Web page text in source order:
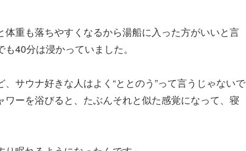
重も落ちやすくなるから湯船に入った方がいいと言
40分は浸かっていました。
サウナ好きな人はよく“ととのう”って言うじゃないで
ーを浴びると、たぶんそれと似た感覚になって、寝